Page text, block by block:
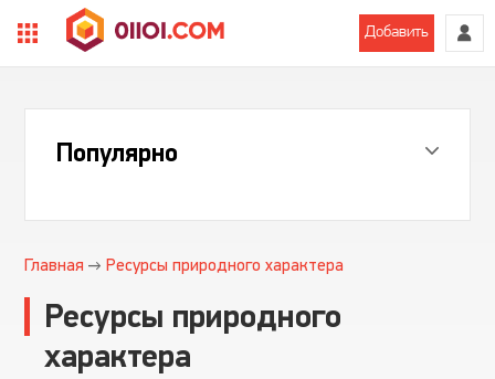
Добавить
Популярно
Главная Ресурсы природного характера
Ресурсы природного
характера